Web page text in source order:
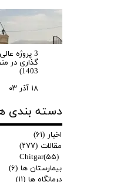
3 پروژه
1403)
۱۸ آذر ۰۳
دسته بندی
اخبار (۶۱)
مقالات (۲۷۷)
Chitgar(۵۵)
بیمارستان ها (۶)
درمانگاه ها (۱۱)